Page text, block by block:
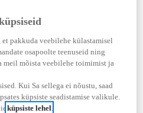
pakkuda veebilehe külastamisel
osapoolte teenuseid ning
mõista veebilehe toimimist ja
Kui Sa sellega ei nõustu, saad
küpsiste seadistamise valikule.
küpsiste lehel